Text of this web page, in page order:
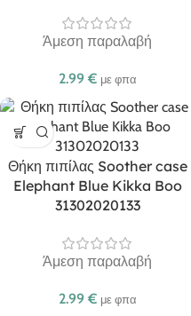
Άμεση παραλαβή
2.99 € με φπα
Θήκη πιπίλας Soother case
Elephant Blue Kikka Boo
31302020133
Άμεση παραλαβή
2.99 € με φπα